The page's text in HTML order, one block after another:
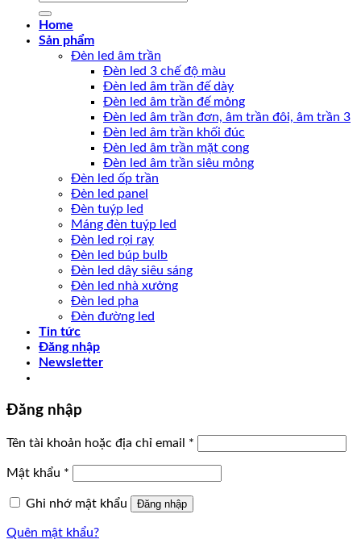
Home
Sản phẩm
Đèn led âm trần
Đèn led 3 chế độ màu
Đèn led âm trần đế dày
Đèn led âm trần đế mỏng
Đèn led âm trần đơn, âm trần đôi, âm trần 3
Đèn led âm trần khối đúc
Đèn led âm trần mặt cong
Đèn led âm trần siêu mỏng
Đèn led ốp trần
Đèn led panel
Đèn tuýp led
Máng đèn tuýp led
Đèn led rọi ray
Đèn led búp bulb
Đèn led dây siêu sáng
Đèn led nhà xưởng
Đèn led pha
Đèn đường led
Tin tức
Đăng nhập
Newsletter
Đăng nhập
Tên tài khoản hoặc địa chỉ email *
Mật khẩu *
Ghi nhớ mật khẩu Đăng nhập
Quên mật khẩu?